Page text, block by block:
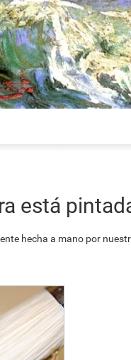
está
hecha a mano por